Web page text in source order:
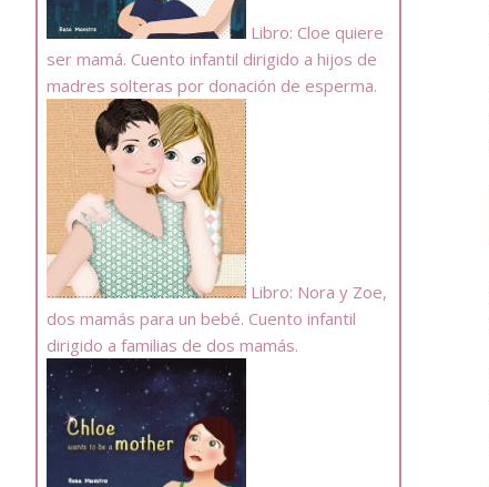
Libro: Cloe quiere
ser mamá. Cuento infantil dirigido a hijos de
madres solteras por donación de esperma.
Libro: Nora y Zoe,
dos mamás para un bebé. Cuento infantil
dirigido a familias de dos mamás.